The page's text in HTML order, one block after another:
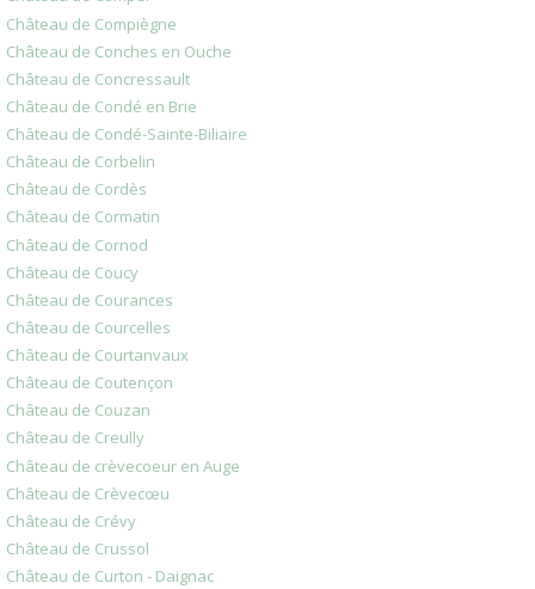
Château de Compiègne
Château de Conches en Ouche
Château de Concressault
Château de Condé en Brie
Château de Condé-Sainte-Biliaire
Château de Corbelin
Château de Cordès
Château de Cormatin
Château de Cornod
Château de Coucy
Château de Courances
Château de Courcelles
Château de Courtanvaux
Château de Coutençon
Château de Couzan
Château de Creully
Château de crèvecoeur en Auge
Château de Crèvecœu
Château de Crévy
Château de Crussol
Château de Curton - Daignac